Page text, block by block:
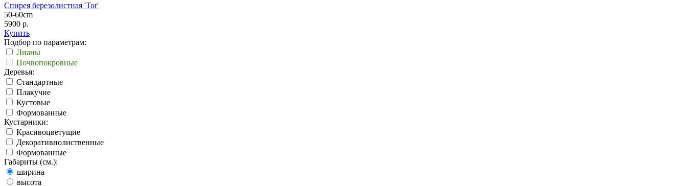
Спирея березолистная 'Tor'
50-60cm
5900 р.
Купить
Подбор по параметрам:
Лианы
Почвопокровные
Деревья:
Стандартные
Плакучие
Кустовые
Формованные
Кустарники:
Красивоцветущие
Декоративнолиственные
Формованные
Габариты (см.):
ширина
высота